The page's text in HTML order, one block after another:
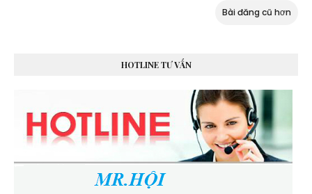
Bài đăng cũ hơn
HOTLINE TƯ VẤN